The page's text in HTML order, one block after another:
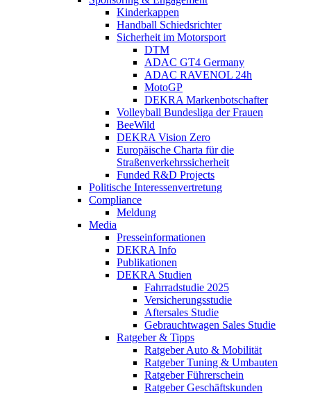
Kinderkappen
Handball Schiedsrichter
Sicherheit im Motorsport
DTM
ADAC GT4 Germany
ADAC RAVENOL 24h
MotoGP
DEKRA Markenbotschafter
Volleyball Bundesliga der Frauen
BeeWild
DEKRA Vision Zero
Europäische Charta für die
Straßenverkehrssicherheit
Funded R&D Projects
Politische Interessenvertretung
Compliance
Meldung
Media
Presseinformationen
DEKRA Info
Publikationen
DEKRA Studien
Fahrradstudie 2025
Versicherungsstudie
Aftersales Studie
Gebrauchtwagen Sales Studie
Ratgeber & Tipps
Ratgeber Auto & Mobilität
Ratgeber Tuning & Umbauten
Ratgeber Führerschein
Ratgeber Geschäftskunden